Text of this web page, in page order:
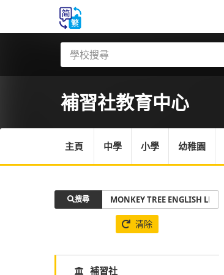
補習社教育中心
主頁 中學 小學 幼稚園
搜尋
清除
補習社